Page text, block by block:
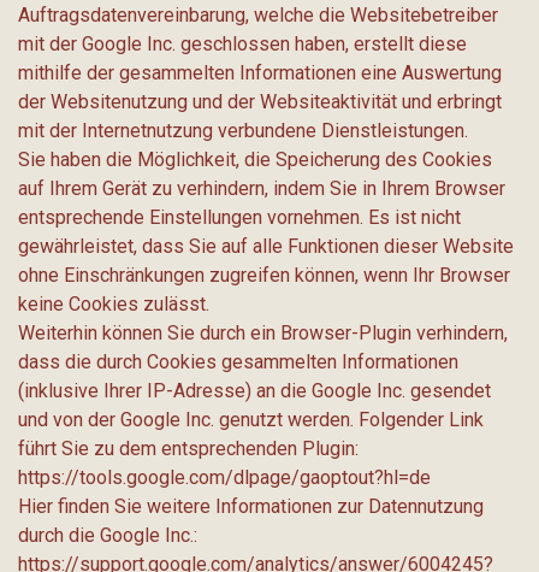
Auftragsdatenvereinbarung, welche die Websitebetreiber
mit der Google Inc. geschlossen haben, erstellt diese
mithilfe der gesammelten Informationen eine Auswertung
der Websitenutzung und der Websiteaktivität und erbringt
mit der Internetnutzung verbundene Dienstleistungen.
Sie haben die Möglichkeit, die Speicherung des Cookies
auf Ihrem Gerät zu verhindern, indem Sie in Ihrem Browser
entsprechende Einstellungen vornehmen. Es ist nicht
gewährleistet, dass Sie auf alle Funktionen dieser Website
ohne Einschränkungen zugreifen können, wenn Ihr Browser
keine Cookies zulässt.
Weiterhin können Sie durch ein Browser-Plugin verhindern,
dass die durch Cookies gesammelten Informationen
(inklusive Ihrer IP-Adresse) an die Google Inc. gesendet
und von der Google Inc. genutzt werden. Folgender Link
führt Sie zu dem entsprechenden Plugin:
https://tools.google.com/dlpage/gaoptout?hl=de
Hier finden Sie weitere Informationen zur Datennutzung
durch die Google Inc.:
https://support.google.com/analytics/answer/6004245?